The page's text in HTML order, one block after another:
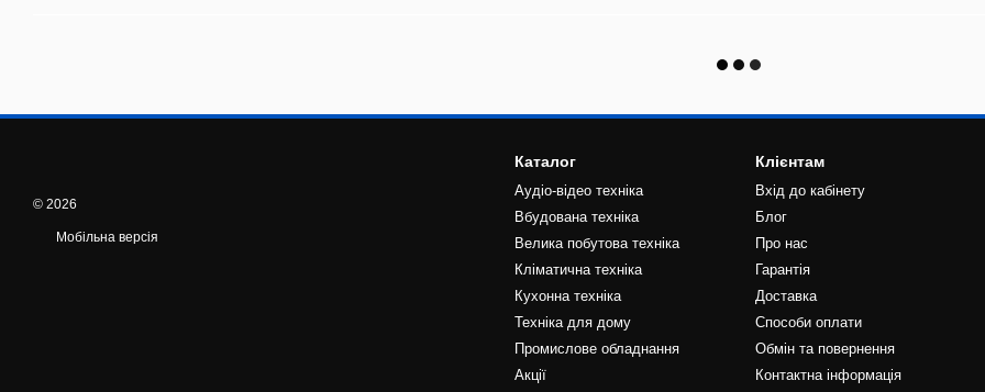
© 2026
Мобільна версія
Каталог
Аудіо-відео техніка
Вбудована техніка
Велика побутова техніка
Кліматична техніка
Кухонна техніка
Техніка для дому
Промислове обладнання
Акції
Клієнтам
Вхід до кабінету
Блог
Про нас
Гарантія
Доставка
Способи оплати
Обмін та повернення
Контактна інформація